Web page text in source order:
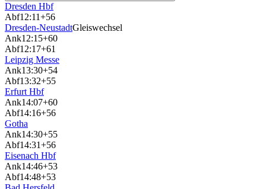
Dresden Hbf
Abf12:11+56
Dresden-NeustadtGleiswechsel
Ank12:15+60
Abf12:17+61
Leipzig Messe
Ank13:30+54
Abf13:32+55
Erfurt Hbf
Ank14:07+60
Abf14:16+56
Gotha
Ank14:30+55
Abf14:31+56
Eisenach Hbf
Ank14:46+53
Abf14:48+53